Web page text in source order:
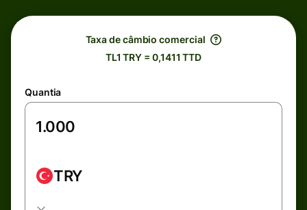
Taxa de câmbio comercial
TL1 TRY = 0,1411 TTD
Quantia
TRY